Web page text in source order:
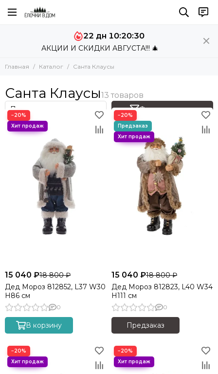
АКЦИИ И СКИДКИ АВГУСТА!!! 🎄
22 дн 10:20:30
Главная Каталог Санта Клаусы
Санта Клаусы
Фильтр товаров
−20%
15 040 ₽18 800 ₽
Дед Мороз 812852, L37 W30
H86 см
0
В корзину
−20%
15 040 ₽18 800 ₽
Дед Мороз 812823, L40 W34
H111 см
0
Предзаказ
−20% −20%